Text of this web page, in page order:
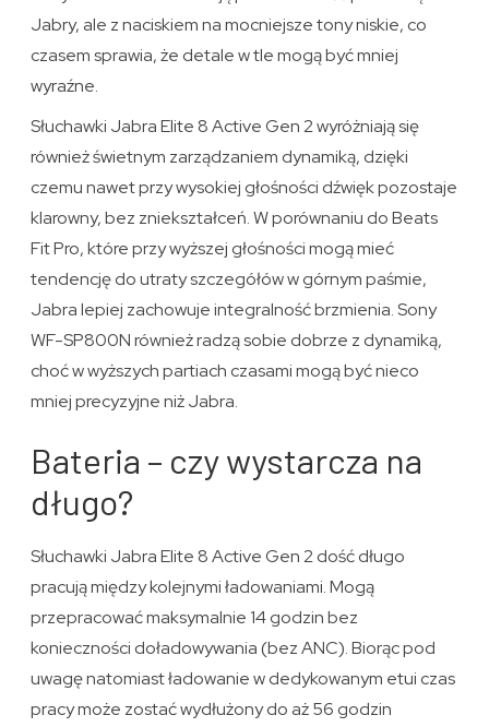
Jabry, ale z naciskiem na mocniejsze tony niskie, co
czasem sprawia, że detale w tle mogą być mniej
wyraźne.
Słuchawki Jabra Elite 8 Active Gen 2 wyróżniają się
również świetnym zarządzaniem dynamiką, dzięki
czemu nawet przy wysokiej głośności dźwięk pozostaje
klarowny, bez zniekształceń. W porównaniu do Beats
Fit Pro, które przy wyższej głośności mogą mieć
tendencję do utraty szczegółów w górnym paśmie,
Jabra lepiej zachowuje integralność brzmienia. Sony
WF-SP800N również radzą sobie dobrze z dynamiką,
choć w wyższych partiach czasami mogą być nieco
mniej precyzyjne niż Jabra.
Bateria – czy wystarcza na
długo?
Słuchawki Jabra Elite 8 Active Gen 2 dość długo
pracują między kolejnymi ładowaniami. Mogą
przepracować maksymalnie 14 godzin bez
konieczności doładowywania (bez ANC). Biorąc pod
uwagę natomiast ładowanie w dedykowanym etui czas
pracy może zostać wydłużony do aż 56 godzin